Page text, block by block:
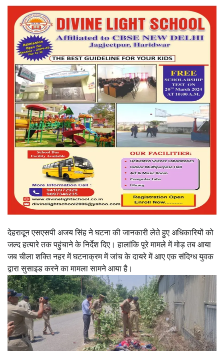
देहरादून एसएसपी अजय सिंह ने घटना की जानकारी लेते हुए अधिकारियों को
जल्द हत्यारे तक पहुंचाने के निर्देश दिए। हालांकि पूरे मामले में मोड़ तब आया
जब चीला शक्ति नहर में घटनाक्रम में जांच के दायरे में आए एक संदिग्ध युवक
द्वारा सुसाइड करने का मामला सामने आया है।